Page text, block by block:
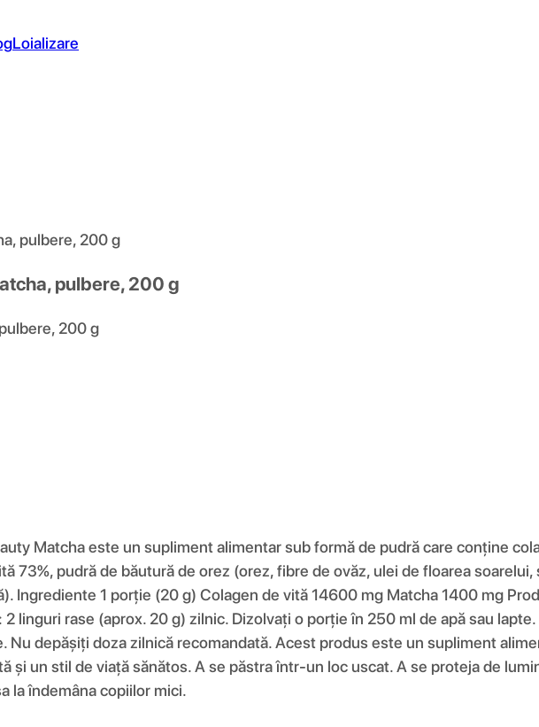
Loializare
pulbere, 200 g
pulbere, 200 g
Matcha este un supliment alimentar sub formă de pudră care conține
73%, pudră de băutură de orez (orez, fibre de ovăz, ulei de floarea soarelui,
Ingrediente 1 porție (20 g) Colagen de vită 14600 mg Matcha 1400 mg
linguri rase (aprox. 20 g) zilnic. Dizolvați o porție în 250 ml de apă sau
depășiți doza zilnică recomandată. Acest produs este un supliment
și un stil de viață sănătos. A se păstra într-un loc uscat. A se proteja de
la îndemâna copiilor mici.